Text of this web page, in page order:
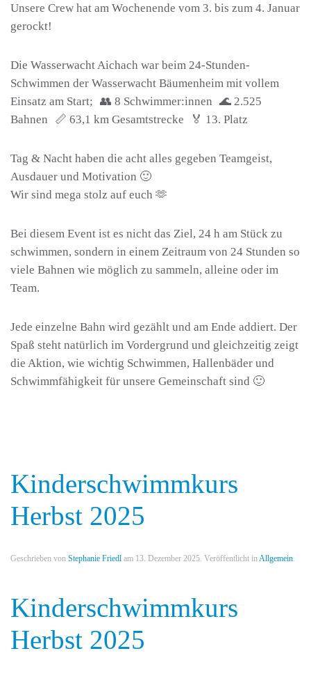
Unsere Crew hat am Wochenende vom 3. bis zum 4. Januar
gerockt!
Die Wasserwacht Aichach war beim 24-Stunden-
Schwimmen der Wasserwacht Bäumenheim mit vollem
Einsatz am Start; 👥 8 Schwimmer:innen 🌊 2.525
Bahnen 📏 63,1 km Gesamtstrecke 🏅 13. Platz
Tag & Nacht haben die acht alles gegeben Teamgeist,
Ausdauer und Motivation 🙂
Wir sind mega stolz auf euch 🫶
Bei diesem Event ist es nicht das Ziel, 24 h am Stück zu
schwimmen, sondern in einem Zeitraum von 24 Stunden so
viele Bahnen wie möglich zu sammeln, alleine oder im
Team.
Jede einzelne Bahn wird gezählt und am Ende addiert. Der
Spaß steht natürlich im Vordergrund und gleichzeitig zeigt
die Aktion, wie wichtig Schwimmen, Hallenbäder und
Schwimmfähigkeit für unsere Gemeinschaft sind 🙂
Kinderschwimmkurs
Herbst 2025
Geschrieben von Stephanie Friedl am 13. Dezember 2025. Veröffentlicht inAllgemein.
Kinderschwimmkurs
Herbst 2025